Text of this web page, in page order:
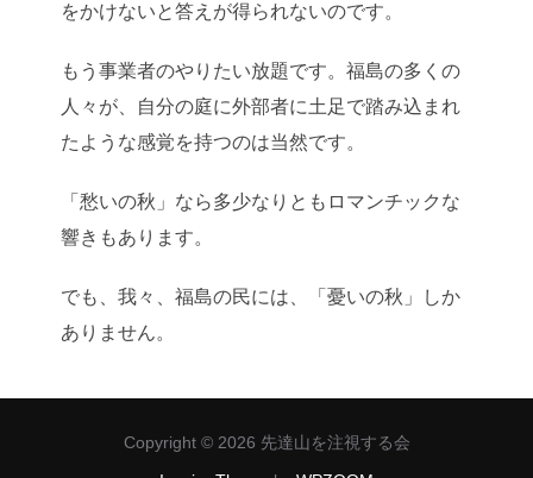
をかけないと答えが得られないのです。
もう事業者のやりたい放題です。福島の多くの
人々が、自分の庭に外部者に土足で踏み込まれ
たような感覚を持つのは当然です。
「愁いの秋」なら多少なりともロマンチックな
響きもあります。
でも、我々、福島の民には、「憂いの秋」しか
ありません。
Copyright © 2026 先達山を注視する会